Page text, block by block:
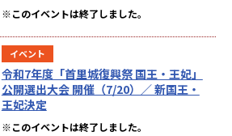
※このイベントは終了しました。
イベント
令和7年度「首里城復興祭 国王・王妃」
公開選出大会 開催（7/20）／ 新国王・
王妃決定
※このイベントは終了しました。